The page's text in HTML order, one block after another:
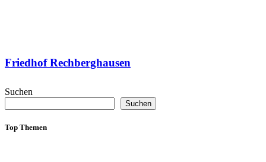
Friedhof Rechberghausen
Suchen
Suchen
Top Themen